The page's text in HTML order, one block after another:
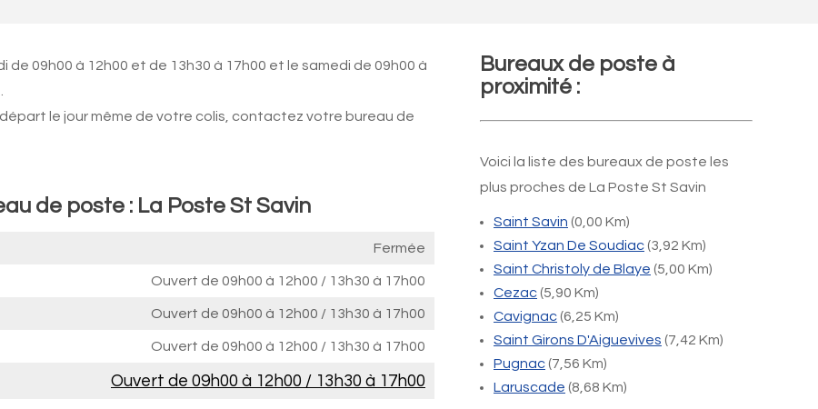
09h00 à 12h00 et de 13h30 à 17h00 et le samedi de 09h00 à
le jour même de votre colis, contactez votre bureau de
de poste : La Poste St Savin
Fermée
Ouvert de 09h00 à 12h00 / 13h30 à 17h00
Ouvert de 09h00 à 12h00 / 13h30 à 17h00
Ouvert de 09h00 à 12h00 / 13h30 à 17h00
Ouvert de 09h00 à 12h00 / 13h30 à 17h00
Bureaux de poste à
proximité :
Voici la liste des bureaux de poste les
plus proches de La Poste St Savin
Saint Savin (0,00 Km)
Saint Yzan De Soudiac(3,92 Km)
Saint Christoly de Blaye (5,00 Km)
Cezac(5,90 Km)
Cavignac(6,25 Km)
Saint Girons D'Aiguevives (7,42 Km)
Pugnac(7,56 Km)
Laruscade (8,68 Km)